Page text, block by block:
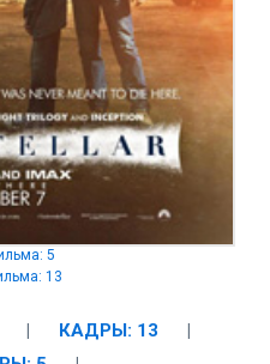
5
13
КАДРЫ: 13